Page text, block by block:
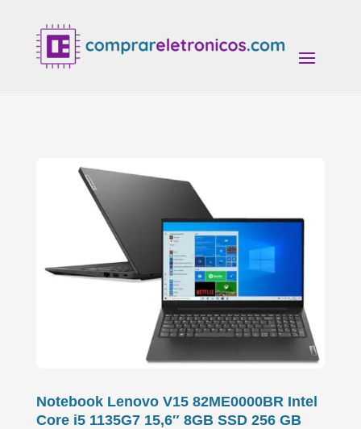
Notebook Lenovo V15 82ME0000BR Intel
Core i5 1135G7 15,6″ 8GB SSD 256 GB